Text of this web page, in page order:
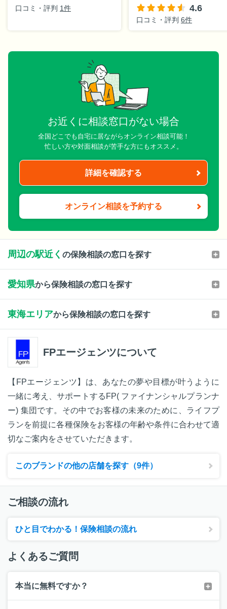
口コミ・評判 1件 4.6
口コミ・評判 6件
お近くに相談窓口がない場合
全国どこでも自宅に居ながらオンライン相談可能！
忙しい方や対面相談が苦手な方にもオススメ。
詳細を確認する
オンライン相談を予約する
周辺の駅近く の保険相談の窓口を探す
愛知県から保険相談の窓口を探す
東海エリアから保険相談の窓口を探す
FPエージェンツについて
【FPエージェンツ】は、あなたの夢や目標が叶うように
一緒に考え、サポートするFP( ファイナンシャルプランナ
ー) 集団です。その中でお客様の未来のために、ライフプ
ランを前提に各種保険をお客様の年齢や条件に合わせて適
切なご案内をさせていただきます。
このブランドの他の店舗を探す（9件）
ご相談の流れ
ひと目でわかる！保険相談の流れ
よくあるご質問
本当に無料ですか？